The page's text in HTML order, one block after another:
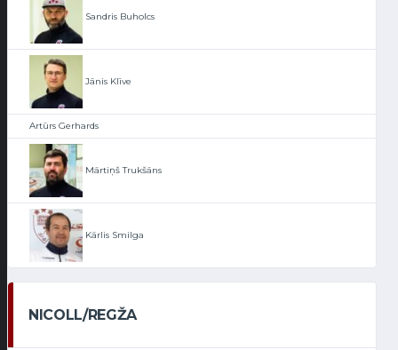
Sandris Buholcs
Jānis Klīve
Artūrs Gerhards
Mārtiņš Trukšāns
Kārlis Smilga
NICOLL/REGŽA